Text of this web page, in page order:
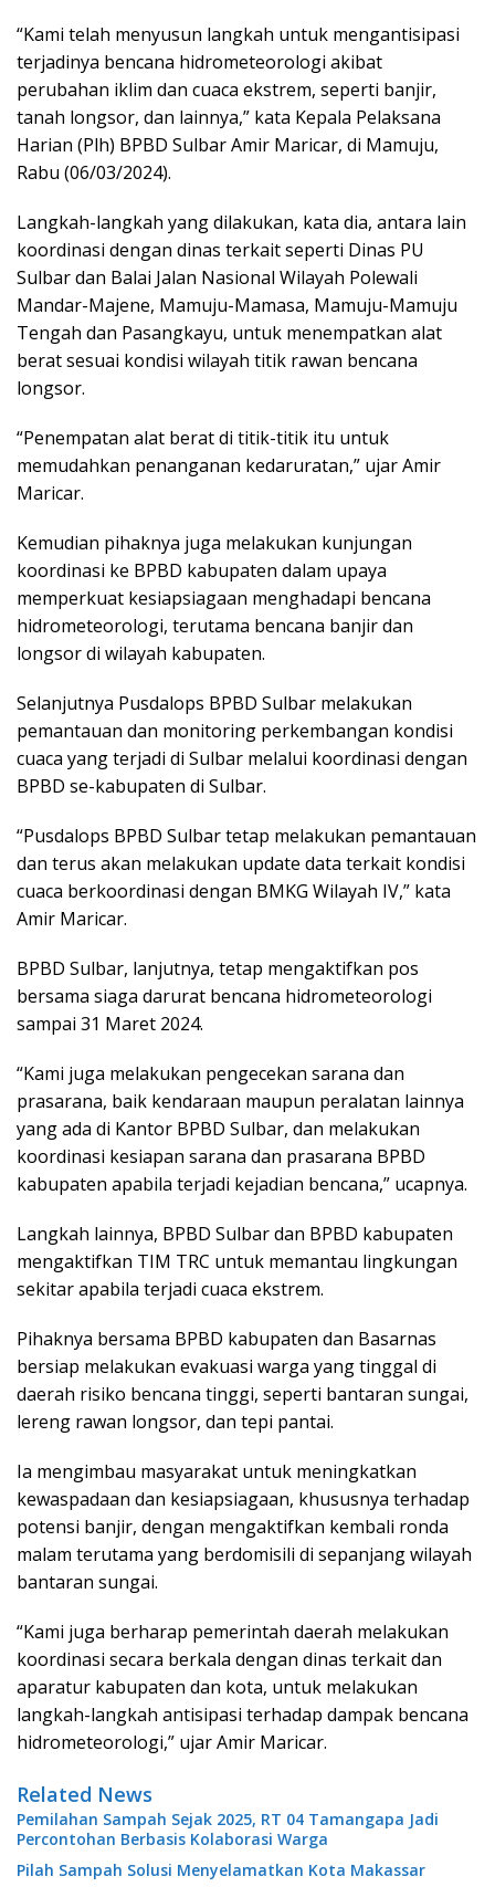
“Kami telah menyusun langkah untuk mengantisipasi
terjadinya bencana hidrometeorologi akibat
perubahan iklim dan cuaca ekstrem, seperti banjir,
tanah longsor, dan lainnya,” kata Kepala Pelaksana
Harian (Plh) BPBD Sulbar Amir Maricar, di Mamuju,
Rabu (06/03/2024).
Langkah-langkah yang dilakukan, kata dia, antara lain
koordinasi dengan dinas terkait seperti Dinas PU
Sulbar dan Balai Jalan Nasional Wilayah Polewali
Mandar-Majene, Mamuju-Mamasa, Mamuju-Mamuju
Tengah dan Pasangkayu, untuk menempatkan alat
berat sesuai kondisi wilayah titik rawan bencana
longsor.
“Penempatan alat berat di titik-titik itu untuk
memudahkan penanganan kedaruratan,” ujar Amir
Maricar.
Kemudian pihaknya juga melakukan kunjungan
koordinasi ke BPBD kabupaten dalam upaya
memperkuat kesiapsiagaan menghadapi bencana
hidrometeorologi, terutama bencana banjir dan
longsor di wilayah kabupaten.
Selanjutnya Pusdalops BPBD Sulbar melakukan
pemantauan dan monitoring perkembangan kondisi
cuaca yang terjadi di Sulbar melalui koordinasi dengan
BPBD se-kabupaten di Sulbar.
“Pusdalops BPBD Sulbar tetap melakukan pemantauan
dan terus akan melakukan update data terkait kondisi
cuaca berkoordinasi dengan BMKG Wilayah IV,” kata
Amir Maricar.
BPBD Sulbar, lanjutnya, tetap mengaktifkan pos
bersama siaga darurat bencana hidrometeorologi
sampai 31 Maret 2024.
“Kami juga melakukan pengecekan sarana dan
prasarana, baik kendaraan maupun peralatan lainnya
yang ada di Kantor BPBD Sulbar, dan melakukan
koordinasi kesiapan sarana dan prasarana BPBD
kabupaten apabila terjadi kejadian bencana,” ucapnya.
Langkah lainnya, BPBD Sulbar dan BPBD kabupaten
mengaktifkan TIM TRC untuk memantau lingkungan
sekitar apabila terjadi cuaca ekstrem.
Pihaknya bersama BPBD kabupaten dan Basarnas
bersiap melakukan evakuasi warga yang tinggal di
daerah risiko bencana tinggi, seperti bantaran sungai,
lereng rawan longsor, dan tepi pantai.
Ia mengimbau masyarakat untuk meningkatkan
kewaspadaan dan kesiapsiagaan, khususnya terhadap
potensi banjir, dengan mengaktifkan kembali ronda
malam terutama yang berdomisili di sepanjang wilayah
bantaran sungai.
“Kami juga berharap pemerintah daerah melakukan
koordinasi secara berkala dengan dinas terkait dan
aparatur kabupaten dan kota, untuk melakukan
langkah-langkah antisipasi terhadap dampak bencana
hidrometeorologi,” ujar Amir Maricar.
Related News
Pemilahan Sampah Sejak 2025, RT 04 Tamangapa Jadi
Percontohan Berbasis Kolaborasi Warga
Pilah Sampah Solusi Menyelamatkan Kota Makassar